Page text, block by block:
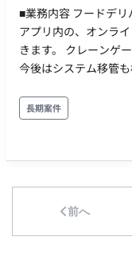
■業務内容 フードデ
アプリ内の、オンラ
きます。 クレーンゲ
今後はシステム移管
■利用技術・ツール
系の開発経験はある
時～19時想定 ・稼
一営業日と第三月曜
長期案件
前へ